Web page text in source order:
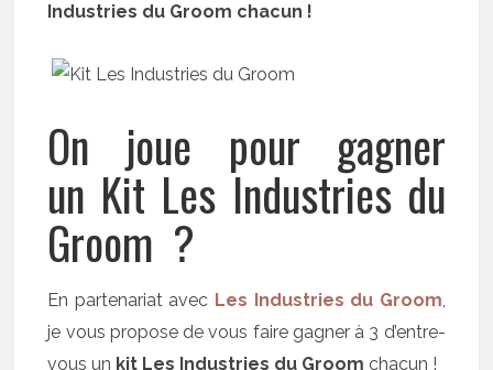
Industries du Groom chacun !
On joue pour gagner
un Kit Les Industries du
Groom ?
En partenariat avec Les Industries du Groom,
je vous propose de vous faire gagner à 3 d’entre-
vous un kit Les Industries du Groom chacun !